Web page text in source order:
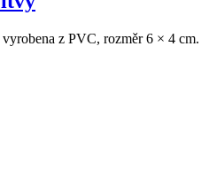
z PVC, rozměr 6 × 4 cm.